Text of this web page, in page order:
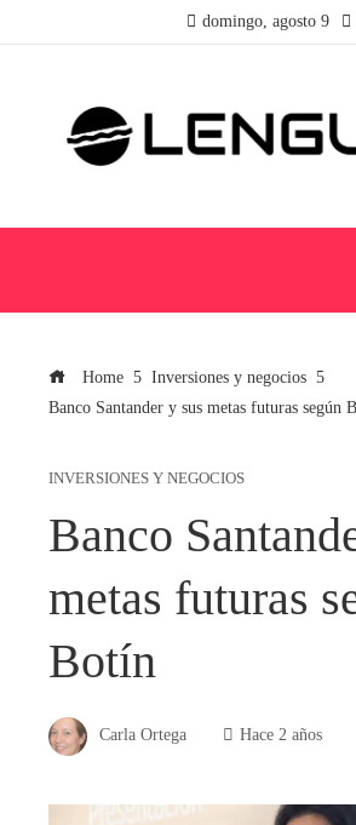
domingo, agosto 9
Home
Inversiones y negocios
Banco Santander y sus metas futuras según
INVERSIONES Y NEGOCIOS
Banco
metas futuras
Botín
Carla Ortega Hace 2 años